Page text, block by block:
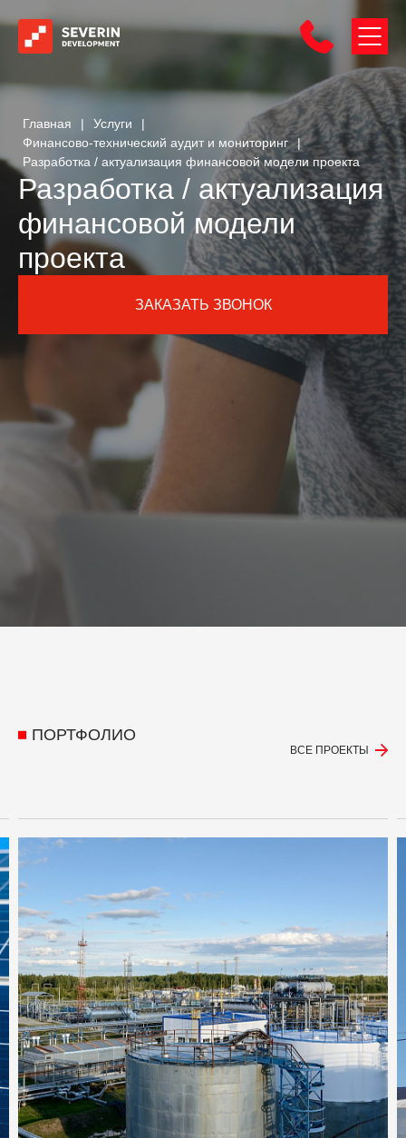
Главная | Услуги
|
Финансово-технический аудит и мониторинг
|
Разработка / актуализация финансовой модели проекта
Разработка / актуализация
финансовой модели
проекта
ЗАКАЗАТЬ ЗВОНОК
ПОРТФОЛИО
ВСЕ ПРОЕКТЫ